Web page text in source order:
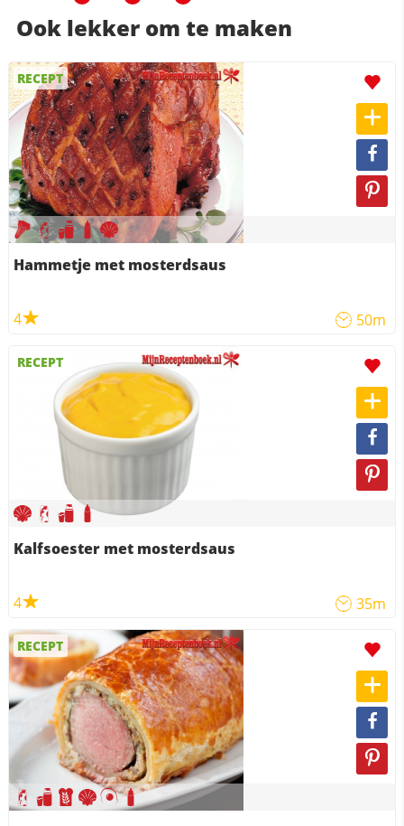
Ook lekker om te maken
RECEPT
Hammetje met mosterdsaus
4 50m
RECEPT
Kalfsoester met mosterdsaus
4 35m
RECEPT